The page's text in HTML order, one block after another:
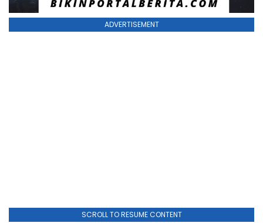
ADVERTISEMENT
SCROLL TO RESUME CONTENT